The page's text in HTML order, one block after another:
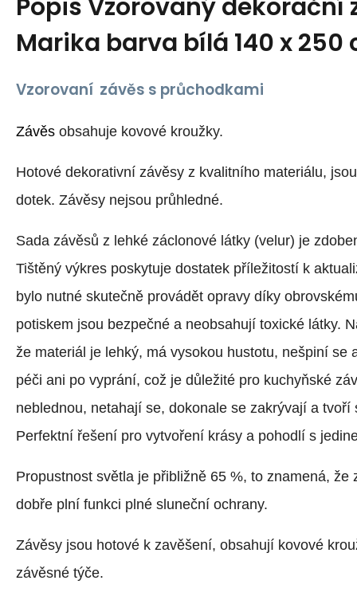
PopisVzorovaný dekorační
Marika barva bílá 140 x 250
Vzorovaní závěs s průchodkami
Závěs obsahuje kovové kroužky.
Hotové dekorativní závěsy z kvalitního materiálu,
dotek. Závěsy nejsou průhledné.
Sada závěsů z lehké záclonové látky (velur) je
Tištěný výkres poskytuje dostatek příležitostí k
bylo nutné skutečně provádět opravy díky
potiskem jsou bezpečné a neobsahují toxické látky.
že materiál je lehký, má vysokou hustotu, nešpiní se
péči ani po vyprání, což je důležité pro kuchyňské
neblednou, netahají se, dokonale se zakrývají a tvoří
Perfektní řešení pro vytvoření krásy a pohodlí s
Propustnost světla je přibližně 65 %, to znamená, že
dobře plní funkci plné sluneční ochrany.
Závěsy jsou hotové k zavěšení, obsahují kovové
závěsné týče.